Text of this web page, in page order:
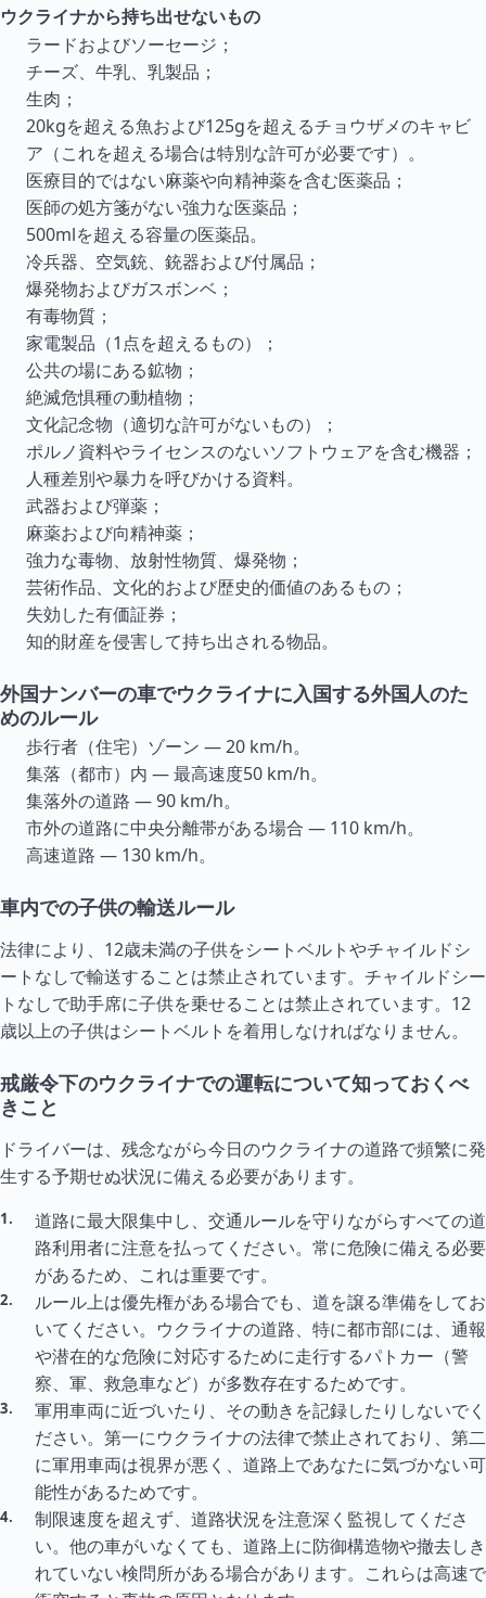
ウクライナから持ち出せないもの
ラードおよびソーセージ；
チーズ、牛乳、乳製品；
生肉；
20kgを超える魚および125gを超えるチョウザメのキャビ
ア（これを超える場合は特別な許可が必要です）。
医療目的ではない麻薬や向精神薬を含む医薬品；
医師の処方箋がない強力な医薬品；
500mlを超える容量の医薬品。
冷兵器、空気銃、銃器および付属品；
爆発物およびガスボンベ；
有毒物質；
家電製品（1点を超えるもの）；
公共の場にある鉱物；
絶滅危惧種の動植物；
文化記念物（適切な許可がないもの）；
ポルノ資料やライセンスのないソフトウェアを含む機器；
人種差別や暴力を呼びかける資料。
武器および弾薬；
麻薬および向精神薬；
強力な毒物、放射性物質、爆発物；
芸術作品、文化的および歴史的価値のあるもの；
失効した有価証券；
知的財産を侵害して持ち出される物品。
外国ナンバーの車でウクライナに入国する外国人のた
めのルール
歩行者（住宅）ゾーン — 20 km/h。
集落（都市）内 — 最高速度50 km/h。
集落外の道路 — 90 km/h。
市外の道路に中央分離帯がある場合 — 110 km/h。
高速道路 — 130 km/h。
車内での子供の輸送ルール
法律により、12歳未満の子供をシートベルトやチャイルドシ
ートなしで輸送することは禁止されています。チャイルドシー
トなしで助手席に子供を乗せることは禁止されています。12
歳以上の子供はシートベルトを着用しなければなりません。
戒厳令下のウクライナでの運転について知っておくべ
きこと
ドライバーは、残念ながら今日のウクライナの道路で頻繁に発
生する予期せぬ状況に備える必要があります。
道路に最大限集中し、交通ルールを守りながらすべての道
路利用者に注意を払ってください。常に危険に備える必要
があるため、これは重要です。
ルール上は優先権がある場合でも、道を譲る準備をしてお
いてください。ウクライナの道路、特に都市部には、通報
や潜在的な危険に対応するために走行するパトカー（警
察、軍、救急車など）が多数存在するためです。
軍用車両に近づいたり、その動きを記録したりしないでく
ださい。第一にウクライナの法律で禁止されており、第二
に軍用車両は視界が悪く、道路上であなたに気づかない可
能性があるためです。
制限速度を超えず、道路状況を注意深く監視してくださ
い。他の車がいなくても、道路上に防御構造物や撤去しき
れていない検問所がある場合があります。これらは高速で